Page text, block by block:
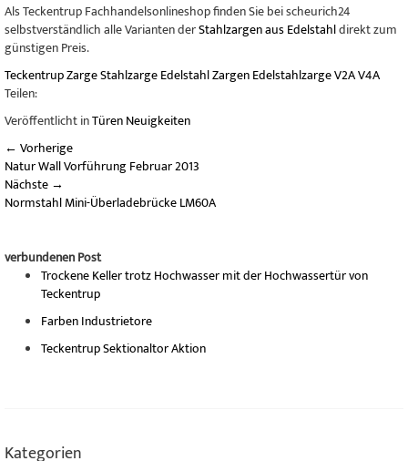
Als Teckentrup Fachhandelsonlineshop finden Sie bei scheurich24
selbstverständlich alle Varianten derStahlzargen aus Edelstahldirekt zum
günstigen Preis.
TeckentrupZargeStahlzargeEdelstahlZargenEdelstahlzargeV2AV4A
Teilen:
Veröffentlicht inTüren Neuigkeiten
← Vorherige
Natur Wall Vorführung Februar 2013
Nächste →
Normstahl Mini-Überladebrücke LM60A
verbundenen Post
Trockene Keller trotz Hochwasser mit der Hochwassertür von
Teckentrup
Farben Industrietore
Teckentrup Sektionaltor Aktion
Kategorien